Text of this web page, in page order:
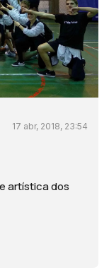
17 abr, 2018, 23:54
artística dos